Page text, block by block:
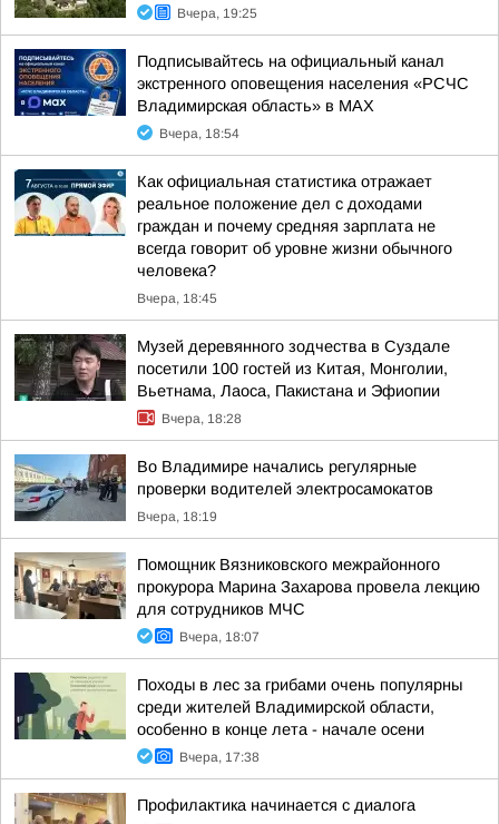
Вчера, 19:25
Подписывайтесь на официальный канал
экстренного оповещения населения «РСЧС
Владимирская область» в МАХ
Вчера, 18:54
Как официальная статистика отражает
реальное положение дел с доходами
граждан и почему средняя зарплата не
всегда говорит об уровне жизни обычного
человека?
Вчера, 18:45
Музей деревянного зодчества в Суздале
посетили 100 гостей из Китая, Монголии,
Вьетнама, Лаоса, Пакистана и Эфиопии
Вчера, 18:28
Во Владимире начались регулярные
проверки водителей электросамокатов
Вчера, 18:19
Помощник Вязниковского межрайонного
прокурора Марина Захарова провела лекцию
для сотрудников МЧС
Вчера, 18:07
Походы в лес за грибами очень популярны
среди жителей Владимирской области,
особенно в конце лета - начале осени
Вчера, 17:38
Профилактика начинается с диалога